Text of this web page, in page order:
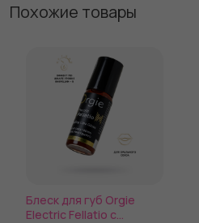
Похожие товары
Блеск для губ Orgie
Electric Fellatio с